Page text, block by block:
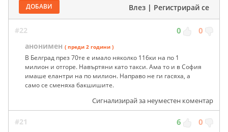
ДОБАВИ Влез | Регистрирай се
#22 0 0
анонимен ( преди 2 години )
В Белград през 70те е имало няколко 116ки на по 1
милион и отгоре. Навъртяни като такси. Ама то и в София
имаше елантри на по милион. Направо не ги гасяха, а
само се сменяха бакшишите.
Сигнализирай за неуместен коментар
#21 6 0